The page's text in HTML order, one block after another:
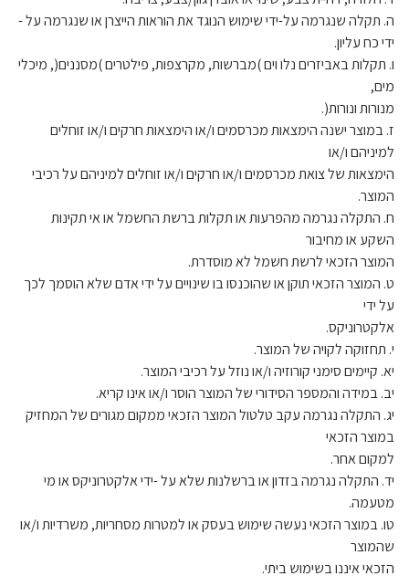
ה. תקלה שנגרמה על-ידי שימוש הנוגד את הוראות הייצרן או שנגרמה על -
ידי כח עליון.
ו. תקלות באביזרים נלו וים )מברשות, מקרצפות, פילטרים )מסננים(, מיכלי
מים,
מנורות ונורות(.
ז. במוצר ישנה הימצאות מכרסמים ו/או הימצאות חרקים ו/או זוחלים
למיניהם ו/או
הימצאות של צואת מכרסמים ו/או חרקים ו/או זוחלים למיניהם על רכיבי
המוצר.
ח. התקלה נגרמה מהפרעות או תקלות ברשת החשמל או אי תקינות
השקע או מחיבור
המוצר הזכאי לרשת חשמל לא מוסדרת.
ט. המוצר הזכאי תוקן או שהוכנסו בו שינויים על ידי אדם שלא הוסמך לכך
על ידי
אלקטרוניקס.
י. תחזוקה לקויה של המוצר.
יא. קיימים סימני קורוזיה ו/או נוזל על רכיבי המוצר.
יב. במידה והמספר הסידורי של המוצר הוסר ו/או אינו קריא.
יג. התקלה נגרמה עקב טלטול המוצר הזכאי ממקום מגורים של המחזיק
במוצר הזכאי
למקום אחר.
יד. התקלה נגרמה בזדון או ברשלנות שלא על -ידי אלקטרוניקס או מי
מטעמה.
טו. במוצר הזכאי נעשה שימוש בעסק או למטרות מסחריות, משרדיות ו/או
שהמוצר
הזכאי איננו בשימוש ביתי.